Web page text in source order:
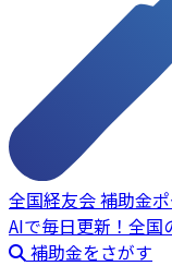
全国経友会 補助金
AIで毎日更新！全国
補助金をさがす